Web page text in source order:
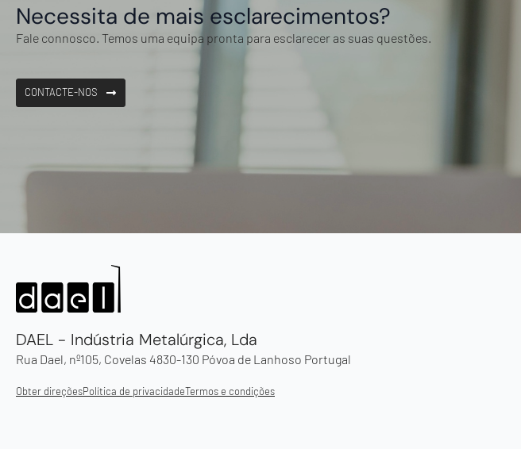
Necessita de mais esclarecimentos?
Fale connosco. Temos uma equipa pronta para esclarecer as suas questões.
CONTACTE-NOS
DAEL - Indústria Metalúrgica, Lda
Rua Dael, nº105, Covelas 4830-130 Póvoa de Lanhoso Portugal
Obter direçõesPolítica de privacidadeTermos e condições